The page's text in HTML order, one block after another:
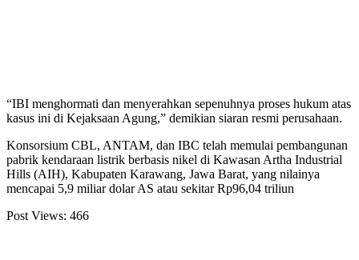
“IBI menghormati dan menyerahkan sepenuhnya proses hukum atas
kasus ini di Kejaksaan Agung,” demikian siaran resmi perusahaan.
Konsorsium CBL, ANTAM, dan IBC telah memulai pembangunan
pabrik kendaraan listrik berbasis nikel di Kawasan Artha Industrial
Hills (AIH), Kabupaten Karawang, Jawa Barat, yang nilainya
mencapai 5,9 miliar dolar AS atau sekitar Rp96,04 triliun
Post Views: 466